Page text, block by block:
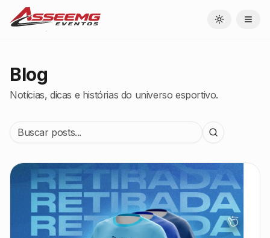
Toggle theme
Blog
Notícias, dicas e histórias do universo esportivo.